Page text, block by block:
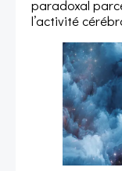
paradoxal
l’activité